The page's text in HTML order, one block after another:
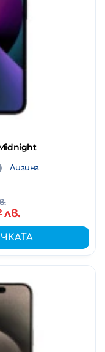
Лизинг
лв.